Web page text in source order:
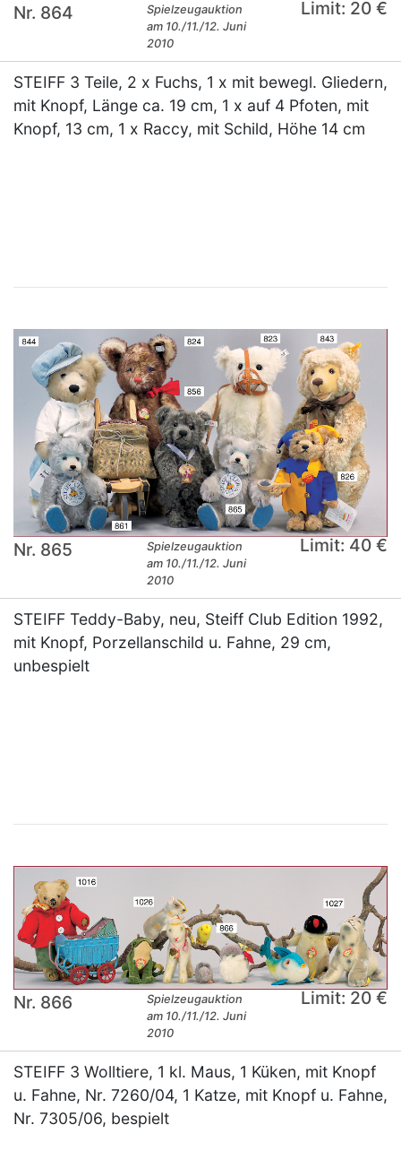
Nr. 864
Spielzeugauktion
am 10./11./12. Juni
2010
Limit: 20 €
STEIFF 3 Teile, 2 x Fuchs, 1 x mit bewegl. Gliedern,
mit Knopf, Länge ca. 19 cm, 1 x auf 4 Pfoten, mit
Knopf, 13 cm, 1 x Raccy, mit Schild, Höhe 14 cm
Nr. 865
Spielzeugauktion
am 10./11./12. Juni
2010
Limit: 40 €
STEIFF Teddy-Baby, neu, Steiff Club Edition 1992,
mit Knopf, Porzellanschild u. Fahne, 29 cm,
unbespielt
Nr. 866
Spielzeugauktion
am 10./11./12. Juni
2010
Limit: 20 €
STEIFF 3 Wolltiere, 1 kl. Maus, 1 Küken, mit Knopf
u. Fahne, Nr. 7260/04, 1 Katze, mit Knopf u. Fahne,
Nr. 7305/06, bespielt